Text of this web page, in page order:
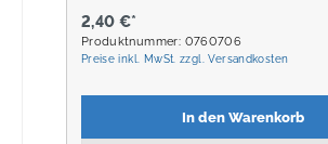
2,40 €*
Produktnummer: 0760706
Preise inkl. MwSt. zzgl. Versandkosten
In den Warenkorb